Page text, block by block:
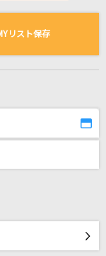
一覧
リスト保存